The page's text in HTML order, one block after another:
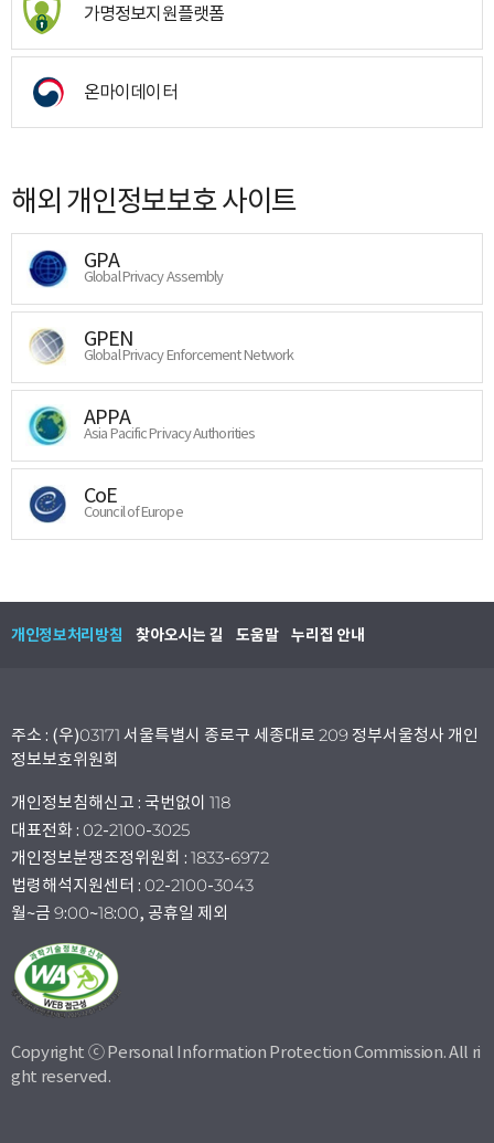
가명정보지원플랫폼
온마이데이터
해외 개인정보보호 사이트
GPA
Global Privacy Assembly
GPEN
Global Privacy Enforcement Network
APPA
Asia Pacific Privacy Authorities
CoE
Council of Europe
개인정보처리방침 찾아오시는 길 도움말 누리집 안내
주소 : (우)03171 서울특별시 종로구 세종대로 209 정부서울청사 개인
정보보호위원회
개인정보침해신고 : 국번없이 118
대표전화 : 02-2100-3025
개인정보분쟁조정위원회 : 1833-6972
법령해석지원센터 : 02-2100-3043
월~금 9:00~18:00, 공휴일 제외
Copyright ⓒ Personal Information Protection Commission. All ri
ght reserved.